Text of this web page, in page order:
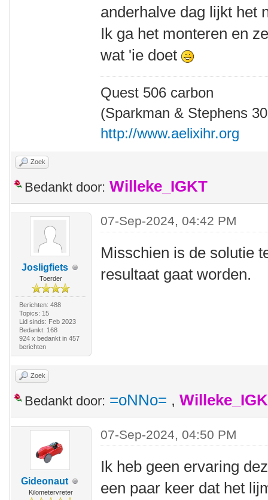
anderhalve dag lijkt het
Ik ga het monteren en
wat 'ie doet
Quest 506 carbon
(Sparkman & Stephens
http://www.aelixihr.org
Zoek
Bedankt door: Willeke_IGKT
Josligfiets
Toerder
Berichten: 488
Topics: 15
Lid sinds: Feb 2023
Bedankt: 168
924 x bedankt in 457
berichten
07-Sep-2024, 04:42 PM
Misschien is de solutie
resultaat gaat worden.
Zoek
Bedankt door: =oNNo= ,
Gideonaut
Kilometervreter
07-Sep-2024, 04:50 PM
Ik heb geen ervaring
een paar keer dat het